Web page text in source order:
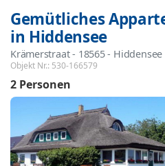
Gemütliches
in Hiddensee
Krämerstraat - 18565 - Hiddensee
Objekt Nr.: 530-166579
2 Personen